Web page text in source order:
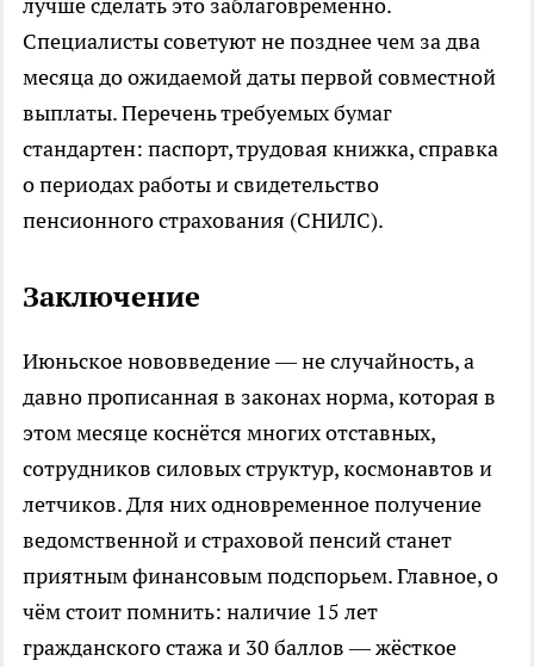
Специалисты советуют не позднее чем за два
месяца до ожидаемой даты первой совместной
выплаты. Перечень требуемых бумаг
стандартен: паспорт, трудовая книжка, справка
о периодах работы и свидетельство
пенсионного страхования (СНИЛС).
Заключение
Июньское нововведение — не случайность, а
давно прописанная в законах норма, которая в
этом месяце коснётся многих отставных,
сотрудников силовых структур, космонавтов и
летчиков. Для них одновременное получение
ведомственной и страховой пенсий станет
приятным финансовым подспорьем. Главное, о
чём стоит помнить: наличие 15 лет
гражданского стажа и 30 баллов — жёсткое